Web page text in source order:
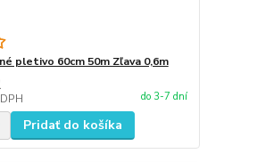
pletivo 60cm 50m Zľava 0,6m
do 3-7 dní
Pridať do košíka